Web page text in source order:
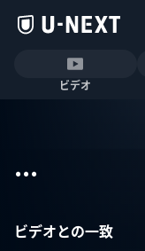
ビデオ
...
ビデオとの一致